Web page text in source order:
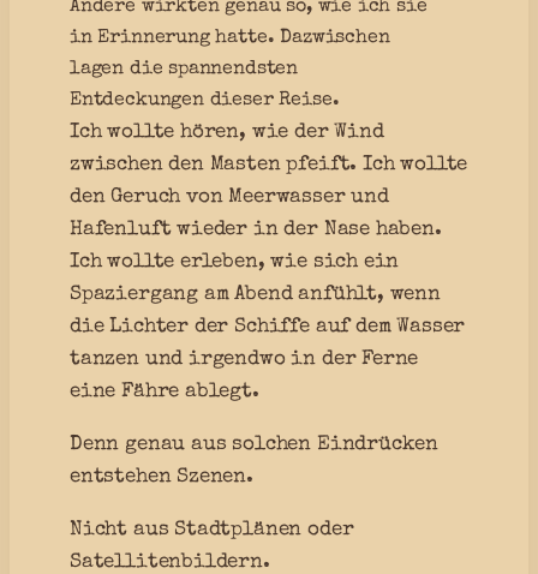
Andere wirkten genau so, wie ich sie
in Erinnerung hatte. Dazwischen
lagen die spannendsten
Entdeckungen dieser Reise.
Ich wollte hören, wie der Wind
zwischen den Masten pfeift. Ich wollte
den Geruch von Meerwasser und
Hafenluft wieder in der Nase haben.
Ich wollte erleben, wie sich ein
Spaziergang am Abend anfühlt, wenn
die Lichter der Schiffe auf dem Wasser
tanzen und irgendwo in der Ferne
eine Fähre ablegt.
Denn genau aus solchen Eindrücken
entstehen Szenen.
Nicht aus Stadtplänen oder
Satellitenbildern.